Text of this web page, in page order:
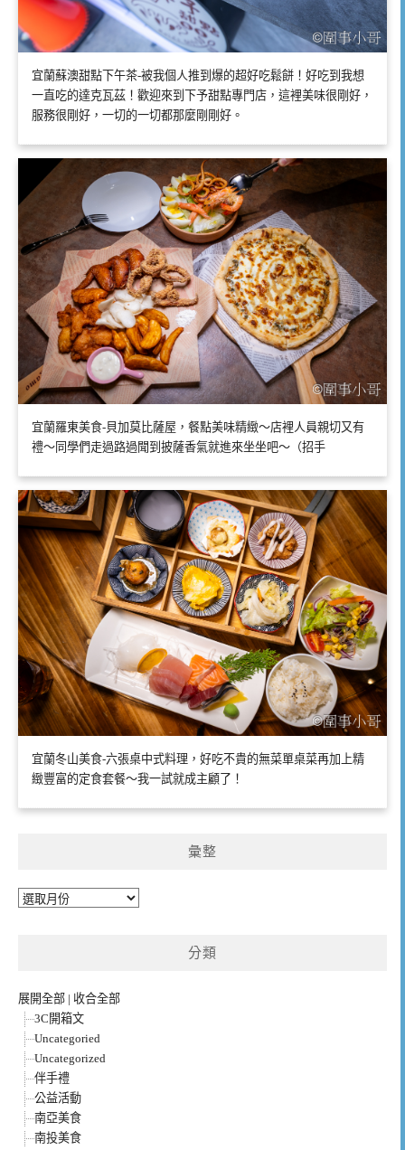
宜蘭蘇澳甜點下午茶-被我個人推到爆的超好吃鬆餅！好吃到我想
一直吃的達克瓦茲！歡迎來到下予甜點專門店，這裡美味很剛好，
服務很剛好，一切的一切都那麼剛剛好。
宜蘭羅東美食-貝加莫比薩屋，餐點美味精緻～店裡人員親切又有
禮～同學們走過路過聞到披薩香氣就進來坐坐吧～（招手
宜蘭冬山美食-六張桌中式料理，好吃不貴的無菜單桌菜再加上精
緻豐富的定食套餐～我一試就成主顧了！
彙整
彙
分類
展開全部 | 收合全部
3C開箱文
Uncategoried
Uncategorized
伴手禮
公益活動
南亞美食
南投美食